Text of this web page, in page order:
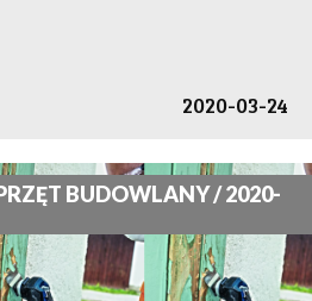
2020-03-24
BUDOWLANY / 2020-